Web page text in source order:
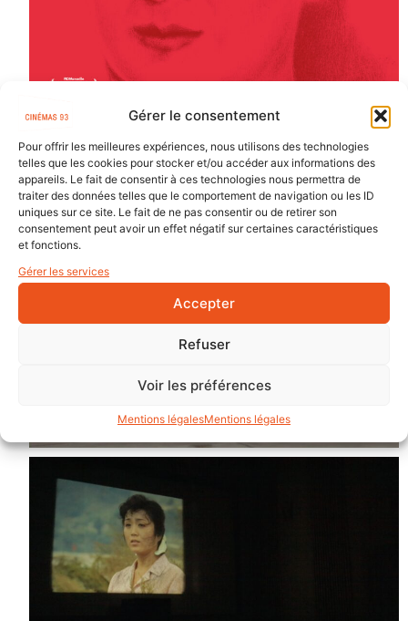
Gérer le consentement
Pour offrir les meilleures expériences, nous utilisons des technologies
telles que les cookies pour stocker et/ou accéder aux informations des
appareils. Le fait de consentir à ces technologies nous permettra de
traiter des données telles que le comportement de navigation ou les ID
uniques sur ce site. Le fait de ne pas consentir ou de retirer son
consentement peut avoir un effet négatif sur certaines caractéristiques
et fonctions.
Gérer les services
Accepter
Refuser
Voir les préférences
Mentions légalesMentions légales